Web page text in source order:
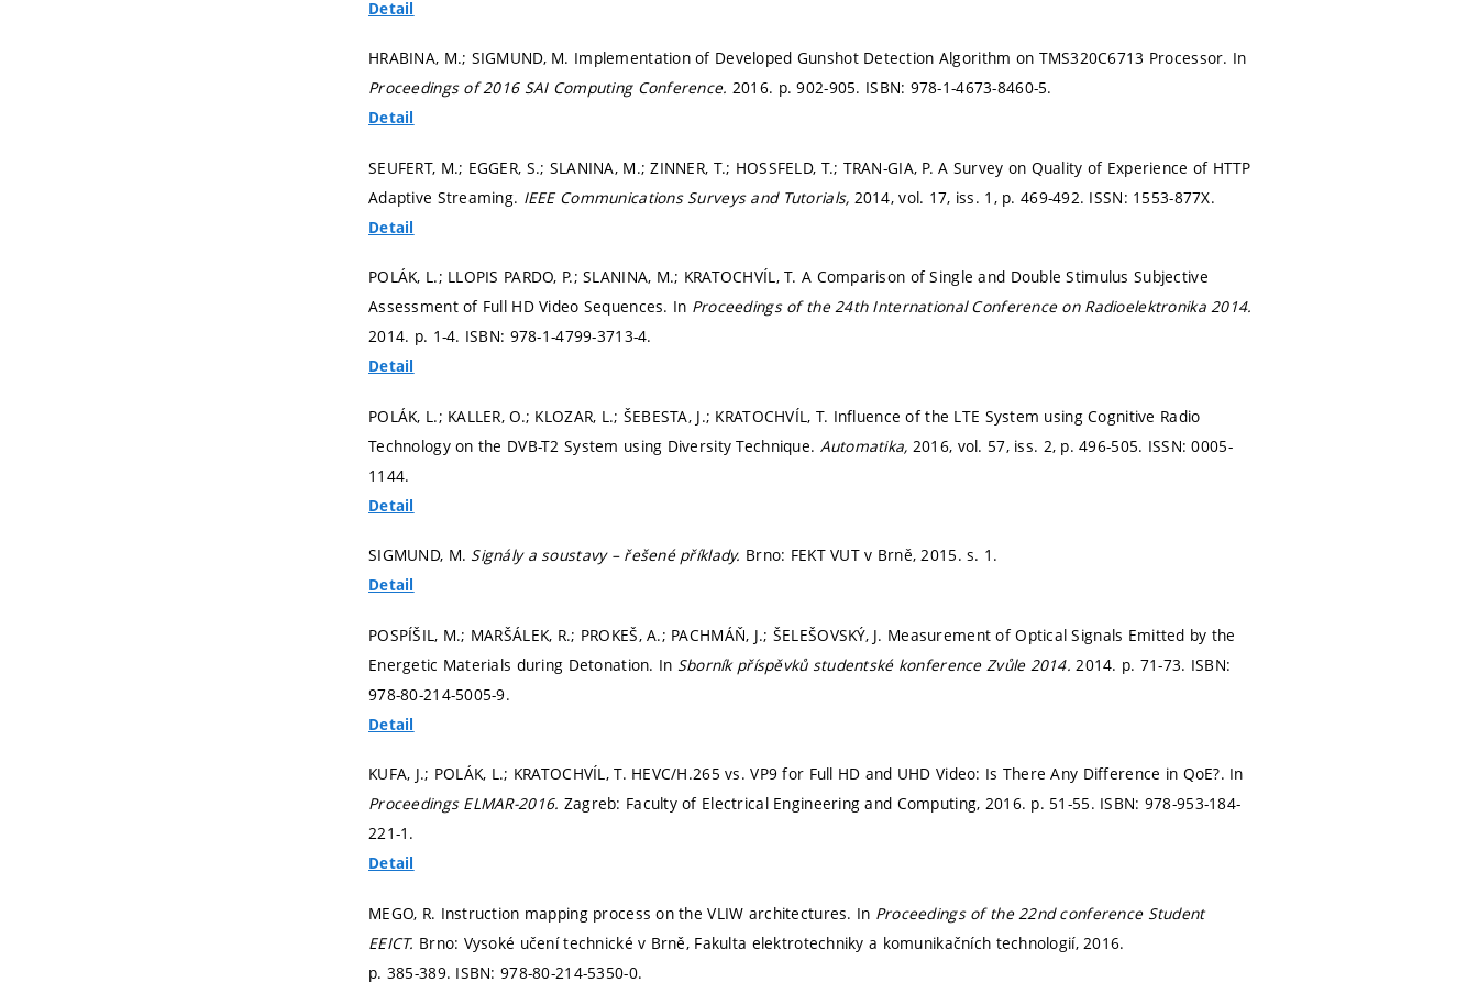
Detail
HRABINA, M.; SIGMUND, M. Implementation of Developed Gunshot Detection Algorithm on TMS320C6713 Processor. In
Proceedings of 2016 SAI Computing Conference. 2016. p. 902-905. ISBN: 978-1-4673-8460-5.
Detail
SEUFERT, M.; EGGER, S.; SLANINA, M.; ZINNER, T.; HOSSFELD, T.; TRAN-GIA, P. A Survey on Quality of Experience of HTTP
Adaptive Streaming. IEEE Communications Surveys and Tutorials, 2014, vol. 17, iss. 1, p. 469-492. ISSN: 1553-877X.
Detail
POLÁK, L.; LLOPIS PARDO, P.; SLANINA, M.; KRATOCHVÍL, T. A Comparison of Single and Double Stimulus Subjective
Assessment of Full HD Video Sequences. In Proceedings of the 24th International Conference on Radioelektronika 2014.
2014. p. 1-4. ISBN: 978-1-4799-3713-4.
Detail
POLÁK, L.; KALLER, O.; KLOZAR, L.; ŠEBESTA, J.; KRATOCHVÍL, T. Influence of the LTE System using Cognitive Radio
Technology on the DVB-T2 System using Diversity Technique. Automatika, 2016, vol. 57, iss. 2, p. 496-505. ISSN: 0005-
1144.
Detail
SIGMUND, M. Signály a soustavy – řešené příklady. Brno: FEKT VUT v Brně, 2015.s. 1.
Detail
POSPÍŠIL, M.; MARŠÁLEK, R.; PROKEŠ, A.; PACHMÁŇ, J.; ŠELEŠOVSKÝ, J. Measurement of Optical Signals Emitted by the
Energetic Materials during Detonation. In Sborník příspěvků studentské konference Zvůle 2014. 2014. p. 71-73. ISBN:
978-80-214-5005-9.
Detail
KUFA, J.; POLÁK, L.; KRATOCHVÍL, T. HEVC/H.265 vs. VP9 for Full HD and UHD Video: Is There Any Difference in QoE?. In
Proceedings ELMAR-2016. Zagreb: Faculty of Electrical Engineering and Computing, 2016. p. 51-55. ISBN: 978-953-184-
221-1.
Detail
MEGO, R. Instruction mapping process on the VLIW architectures. In Proceedings of the 22nd conference Student
EEICT. Brno: Vysoké učení technické v Brně, Fakulta elektrotechniky a komunikačních technologií, 2016.
p. 385-389. ISBN: 978-80-214-5350-0.